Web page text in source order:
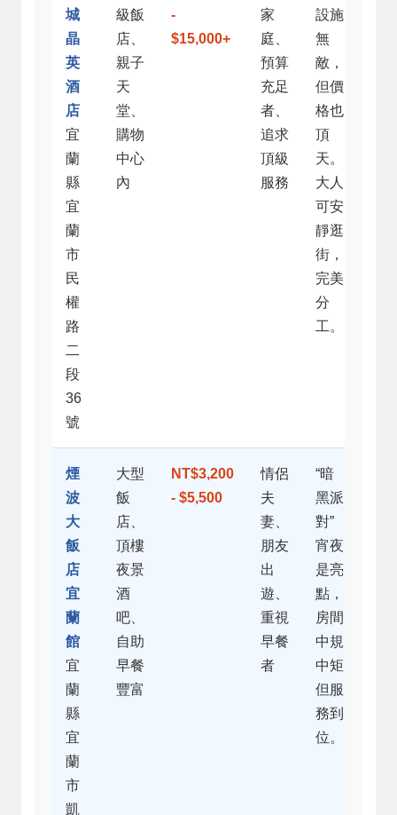
城
晶
英
酒
店
宜
蘭
縣
宜
蘭
市
民
權
路
二
段
36
號
級飯
店、
親子
天
堂、
購物
中心
內
-
$15,000+
家
庭、
預算
充足
者、
追求
頂級
服務
設施
無
敵，
但價
格也
頂
天。
大人
可安
靜逛
街，
完美
分
工。
煙
波
大
飯
店
宜
蘭
館
宜
蘭
縣
宜
蘭
市
凱
大型
飯
店、
頂樓
夜景
酒
吧、
自助
早餐
豐富
NT$3,200
- $5,500
情侶
夫
妻、
朋友
出
遊、
重視
早餐
者
“暗
黑派
對”
宵夜
是亮
點，
房間
中規
中矩
但服
務到
位。